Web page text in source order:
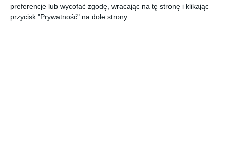
preferencje lub wycofać zgodę, wracając na tę stronę i klikając
przycisk "Prywatność" na dole strony.
Zendaya i Oscar Isaac.